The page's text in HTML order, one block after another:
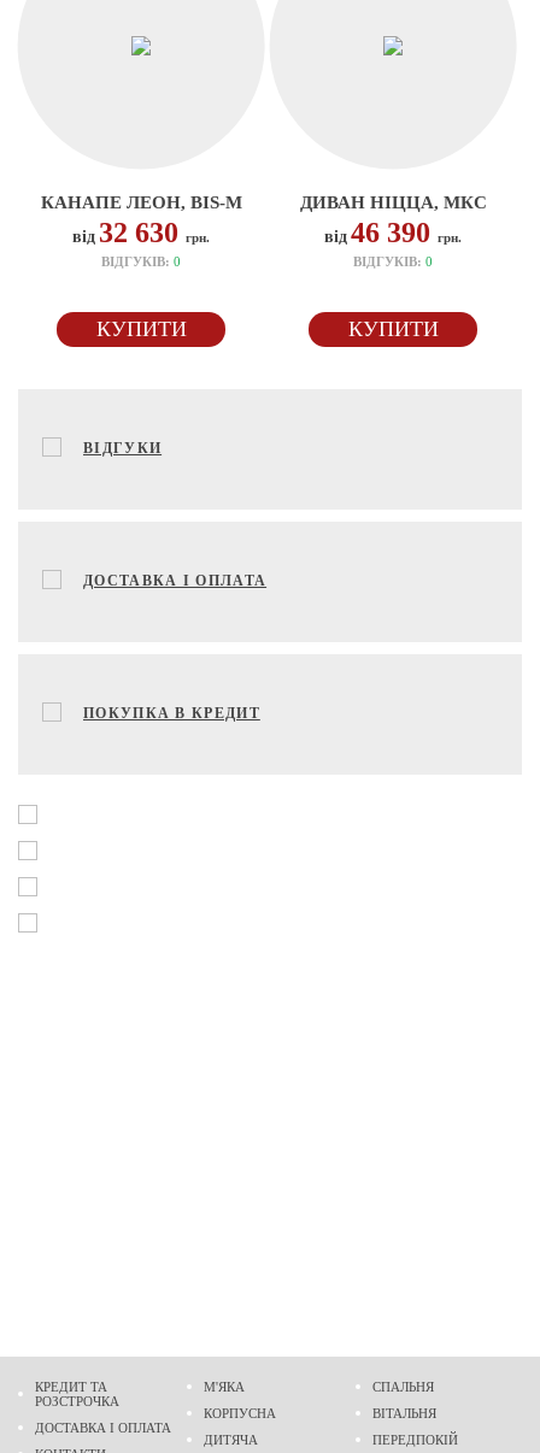
КАНАПЕ ЛЕОН, BIS-M
від 32 630грн.
ВІДГУКІВ:0
КУПИТИ
ДИВАН НІЦЦА, МКС
від 46 390грн.
ВІДГУКІВ:0
КУПИТИ
ВІДГУКИ
ДОСТАВКА І ОПЛАТА
ПОКУПКА В КРЕДИТ
КРЕДИТ ТА
РОЗСТРОЧКА
ДОСТАВКА І ОПЛАТА
М'ЯКА
КОРПУСНА
ДИТЯЧА
СПАЛЬНЯ
ВІТАЛЬНЯ
ПЕРЕДПОКІЙ